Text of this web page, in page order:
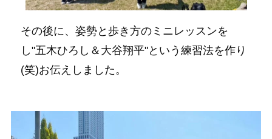
その後に、姿勢と歩き方のミニレッスンを
し"五木ひろし＆大谷翔平"という練習法を作り
(笑)お伝えしました。